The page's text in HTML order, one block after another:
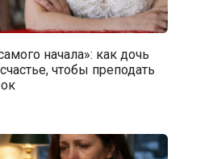
начала»: как дочь
чтобы преподать